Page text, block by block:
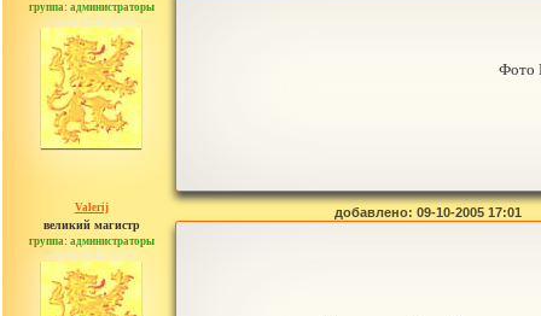
группа: администраторы
сообщений: 3753
Фото
Valerij
великий магистр
группа: администраторы
сообщений: 3753
добавлено: 09-10-2005 17:01